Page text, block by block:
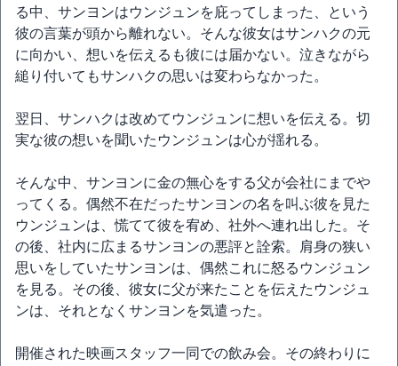
る中、サンヨンはウンジュンを庇ってしまった、という
彼の言葉が頭から離れない。そんな彼女はサンハクの元
に向かい、想いを伝えるも彼には届かない。泣きながら
縋り付いてもサンハクの思いは変わらなかった。
翌日、サンハクは改めてウンジュンに想いを伝える。切
実な彼の想いを聞いたウンジュンは心が揺れる。
そんな中、サンヨンに金の無心をする父が会社にまでや
ってくる。偶然不在だったサンヨンの名を叫ぶ彼を見た
ウンジュンは、慌てて彼を宥め、社外へ連れ出した。そ
の後、社内に広まるサンヨンの悪評と詮索。肩身の狭い
思いをしていたサンヨンは、偶然これに怒るウンジュン
を見る。その後、彼女に父が来たことを伝えたウンジュ
ンは、それとなくサンヨンを気遣った。
開催された映画スタッフ一同での飲み会。その終わりに